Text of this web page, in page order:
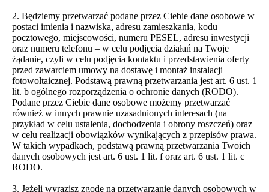
2. Będziemy przetwarzać podane przez Ciebie dane osobowe w
postaci imienia i nazwiska, adresu zamieszkania, kodu
pocztowego, miejscowości, numeru PESEL, adresu inwestycji
oraz numeru telefonu – w celu podjęcia działań na Twoje
żądanie, czyli w celu podjęcia kontaktu i przedstawienia oferty
przed zawarciem umowy na dostawę i montaż instalacji
fotowoltaicznej. Podstawą prawną przetwarzania jest art. 6 ust. 1
lit. b ogólnego rozporządzenia o ochronie danych (RODO).
Podane przez Ciebie dane osobowe możemy przetwarzać
również w innych prawnie uzasadnionych interesach (na
przykład w celu ustalenia, dochodzenia i obrony roszczeń) oraz
w celu realizacji obowiązków wynikających z przepisów prawa.
W takich wypadkach, podstawą prawną przetwarzania Twoich
danych osobowych jest art. 6 ust. 1 lit. f oraz art. 6 ust. 1 lit. c
RODO.
3. Jeżeli wyrazisz zgodę na przetwarzanie danych osobowych w